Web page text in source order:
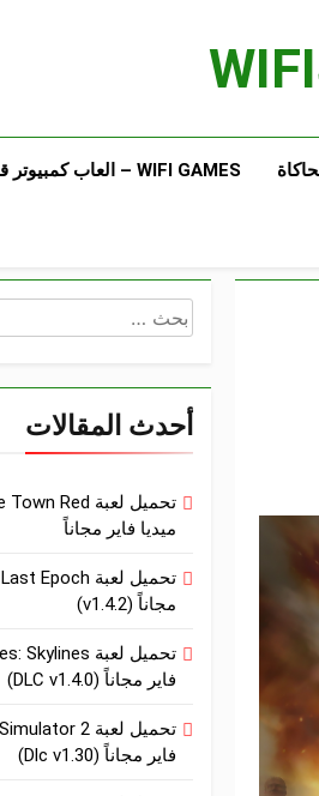
WIFI GAMES​ – العاب كمبيوتر قديمة​
البحث
أحدث المقالات
ميديا فاير مجاناً
مجاناً (v1.4.2)
فاير مجاناً (DLC v1.4.0)
فاير مجاناً (Dlc v1.30)